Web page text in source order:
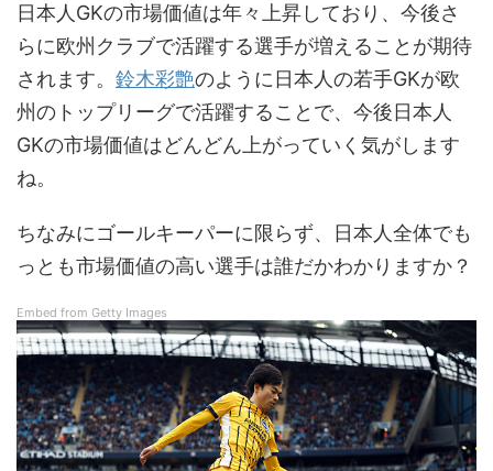
日本人GKの市場価値は年々上昇しており、今後さ
らに欧州クラブで活躍する選手が増えることが期待
されます。 鈴木彩艶のように日本人の若手GKが欧
州のトップリーグで活躍することで、今後日本人
GKの市場価値はどんどん上がっていく気がします
ね。
ちなみにゴールキーパーに限らず、日本人全体でも
っとも市場価値の高い選手は誰だかわかりますか？
Embed from Getty Images